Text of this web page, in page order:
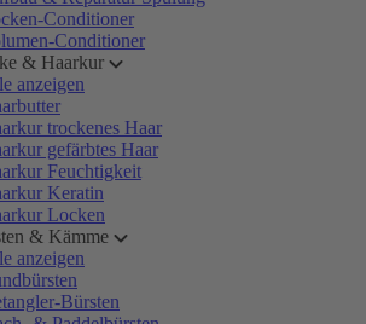
Conditioner
Conditioner
& Haarkur
anzeigen
trockenes Haar
gefärbtes Haar
Feuchtigkeit
Keratin
Locken
& Kämme
anzeigen
Bürsten